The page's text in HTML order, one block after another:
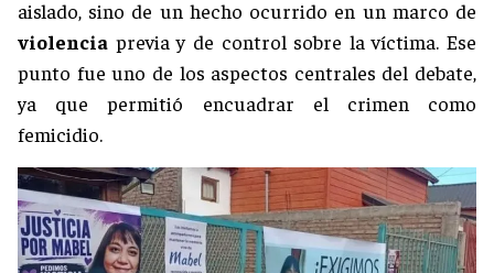
aislado, sino de un hecho ocurrido en un marco de
violencia previa y de control sobre la víctima. Ese
punto fue uno de los aspectos centrales del debate,
ya que permitió encuadrar el crimen como
femicidio.